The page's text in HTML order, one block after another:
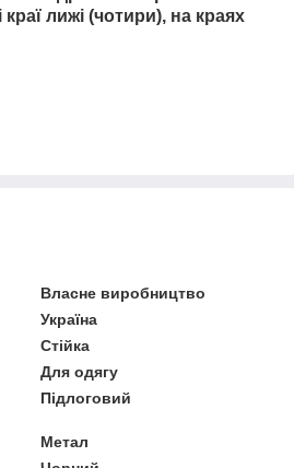
лижі (чотири), на краях
Власне виробництво
Україна
Стійка
Для одягу
Підлоговий
Метал